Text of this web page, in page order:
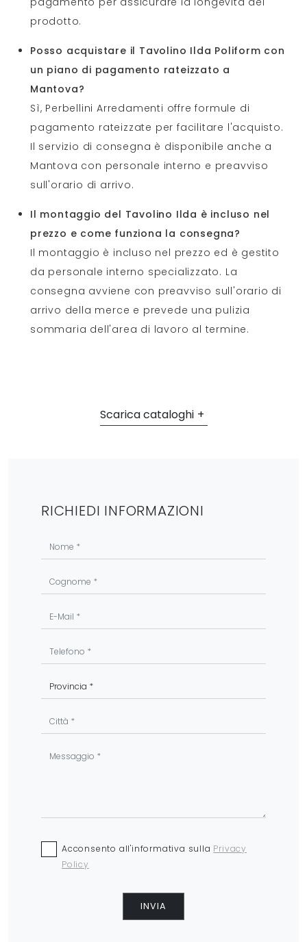
prodotto.
Posso acquistare il Tavolino Ilda Poliform con
un piano di pagamento rateizzato a
Mantova?
Sì, Perbellini Arredamenti offre formule di
pagamento rateizzate per facilitare l'acquisto.
Il servizio di consegna è disponibile anche a
Mantova con personale interno e preavviso
sull'orario di arrivo.
Il montaggio del Tavolino Ilda è incluso nel
prezzo e come funziona la consegna?
Il montaggio è incluso nel prezzo ed è gestito
da personale interno specializzato. La
consegna avviene con preavviso sull'orario di
arrivo della merce e prevede una pulizia
sommaria dell'area di lavoro al termine.
Scarica cataloghi
RICHIEDI INFORMAZIONI
Acconsento all'informativa sulla Privacy
Policy
INVIA